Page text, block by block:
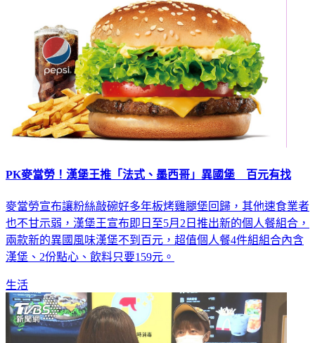
PK麥當勞！漢堡王推「法式、墨西哥」異國堡 百元有找
麥當勞宣布讓粉絲敲碗好多年板烤雞腿堡回歸，其他速食業者
也不甘示弱，漢堡王宣布即日至5月2日推出新的個人餐組合，
兩款新的異國風味漢堡不到百元，超值個人餐4件組組合內含
漢堡、2份點心、飲料只要159元。
生活